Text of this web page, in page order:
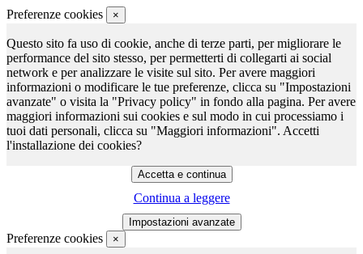
Preferenze cookies ×
Questo sito fa uso di cookie, anche di terze parti, per migliorare le
performance del sito stesso, per permetterti di collegarti ai social
network e per analizzare le visite sul sito. Per avere maggiori
informazioni o modificare le tue preferenze, clicca su "Impostazioni
avanzate" o visita la "Privacy policy" in fondo alla pagina. Per avere
maggiori informazioni sui cookies e sul modo in cui processiamo i
tuoi dati personali, clicca su "Maggiori informazioni". Accetti
l'installazione dei cookies?
Continua a leggere
Preferenze cookies ×